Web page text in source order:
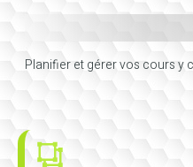
Planifier et gérer vos cours y